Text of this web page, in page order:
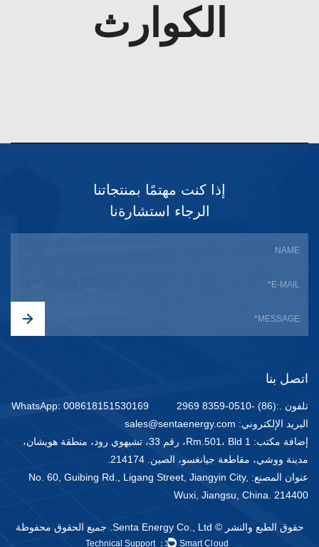
الكوارث
إذا كنت مهتمًا بمنتجاتنا
الرجاء استشارةنا
اتصل بنا
تلفون .:(86) -0510-8359 2969
WhatsApp: 008618151530169
البريد الإلكتروني: sales@sentaenergy.com
إضافة مكتب: Rm.501، Bld 1، رقم 33، تشيهوي رود، منطقة هويشان،
مدينة ووشي، مقاطعة جيانغسو، الصين. 214174.
عنوان المصنع: No. 60, Guibing Rd., Ligang Street, Jiangyin City,
Wuxi, Jiangsu, China. 214400
حقوق الطبع والنشر © Senta Energy Co., Ltd. جميع الحقوق محفوظة
Technical Support ： Smart Cloud